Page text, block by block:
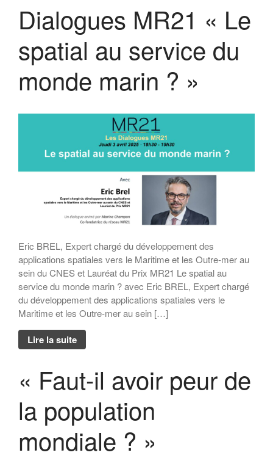
Dialogues MR21 « Le
spatial au service du
monde marin ? »
Eric BREL, Expert chargé du développement des
applications spatiales vers le Maritime et les Outre-mer au
sein du CNES et Lauréat du Prix MR21 Le spatial au
service du monde marin ? avec Eric BREL, Expert chargé
du développement des applications spatiales vers le
Maritime et les Outre-mer au sein […]
Lire la suite
« Faut-il avoir peur de
la population
mondiale ? »